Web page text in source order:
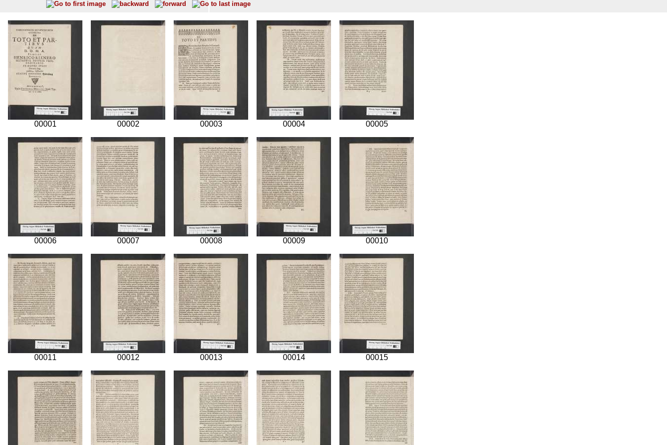
00001 00002 00003 00004 00005
00006 00007 00008 00009 00010
00011 00012 00013 00014 00015